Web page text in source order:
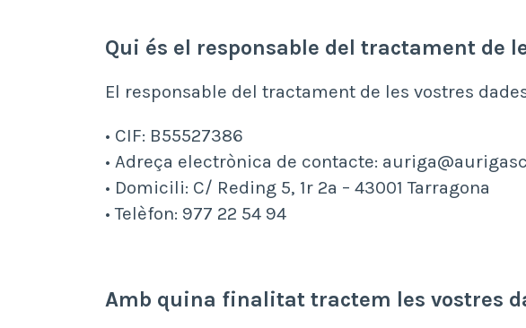
Qui és el responsable del tractament de
El responsable del tractament de les vostres
• CIF: B55527386
• Adreça electrònica de contacte:
• Domicili: C/ Reding 5, 1r 2a – 43001 Tarragona
• Telèfon: 977 22 54 94
Amb quina finalitat tractem les vostres